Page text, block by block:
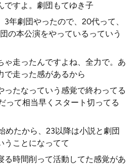
ですよ。劇団もてゆき子
3年劇団やったので、20代って、
の本公演をやっているっていう
ゃ走ったんですよね、全力で。あ
で走った感があるから
ったなっていう感覚で終わってる
って相当早くスタート切ってる
めたから、23以降は小説と劇団
うことになってて
る時間削って活動してた感覚があ